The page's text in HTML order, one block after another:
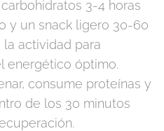
3-4 horas
y un snack ligero 30-60
actividad para
energético óptimo.
consume proteínas y
de los 30 minutos